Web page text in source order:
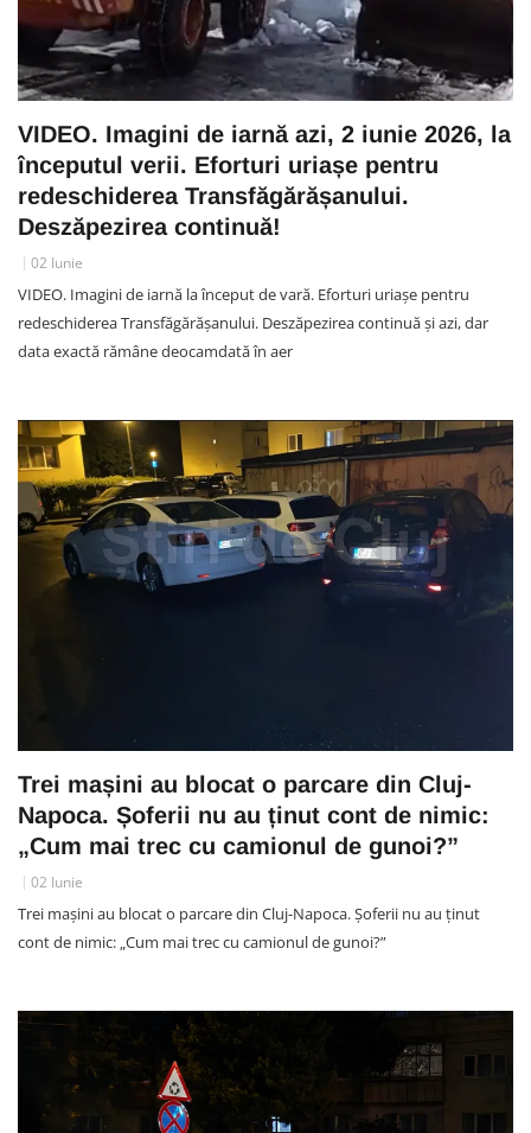
VIDEO. Imagini de iarnă azi, 2 iunie 2026, la
începutul verii. Eforturi uriașe pentru
redeschiderea Transfăgărășanului.
Deszăpezirea continuă!
02 Iunie
VIDEO. Imagini de iarnă la început de vară. Eforturi uriașe pentru
redeschiderea Transfăgărășanului. Deszăpezirea continuă și azi, dar
data exactă rămâne deocamdată în aer
Trei mașini au blocat o parcare din Cluj-
Napoca. Șoferii nu au ținut cont de nimic:
„Cum mai trec cu camionul de gunoi?”
02 Iunie
Trei mașini au blocat o parcare din Cluj-Napoca. Șoferii nu au ținut
cont de nimic: „Cum mai trec cu camionul de gunoi?”